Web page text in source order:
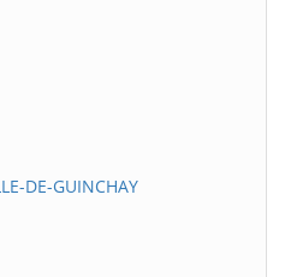
DE-GUINCHAY